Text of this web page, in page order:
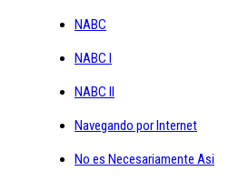
NABC
NABC I
NABC II
Navegando por Internet
No es Necesariamente Asi